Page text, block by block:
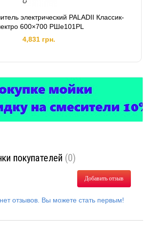
электрический PALADII Классик-
600×700 РШе101РL
4,831 грн.
покупателей (0)
Добавить отзыв
отзывов. Вы можете стать первым!